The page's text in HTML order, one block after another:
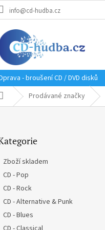
info@cd-hudba.cz
- broušení CD / DVD disků
Domů Prodávané značky
Zboží skladem
CD - Pop
CD - Rock
CD - Alternative & Punk
CD - Blues